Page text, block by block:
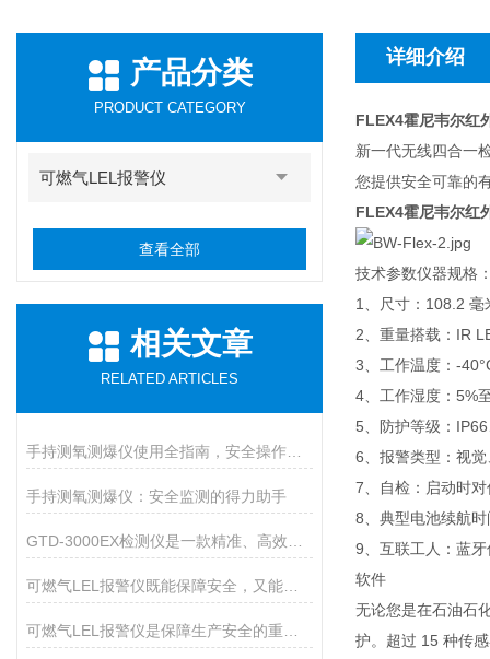
产品分类
PRODUCT CATEGORY
可燃气LEL报警仪
查看全部
相关文章
RELATED ARTICLES
手持测氧测爆仪：安全监测的得力助手
详细介绍
FLEX4霍尼韦尔红
新一代无线四合一
您提供安全可靠的
FLEX4霍尼韦尔红
技术参数仪器规格
1、尺寸：108.2
2、重量搭载：IR
3、工作温度：-
4、工作湿度：5%
5、防护等级：
6、报警类型：视
7、自检：启动时
8、典型电池续航
9、互联工人：蓝
软件
无论您是在石油石
护。超过 15 种传